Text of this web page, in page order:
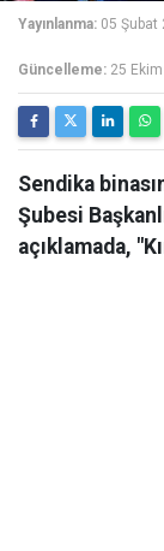
Yayınlanma: 05
Güncelleme: 25
Sendika
Şubesi
açıklamada,